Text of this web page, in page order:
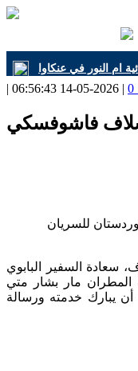
ام النور في عنكاوا
فاشوفسكي
للسريان
سعادة السفير البابوي
المطران مار بشار متي
أن يبارك خدمته ورسالة